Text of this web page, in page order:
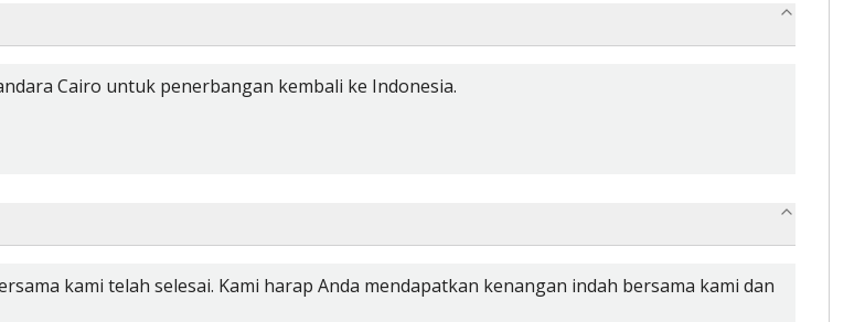
Cairo untuk penerbangan kembali ke Indonesia.
kami telah selesai. Kami harap Anda mendapatkan kenangan indah bersama kami dan